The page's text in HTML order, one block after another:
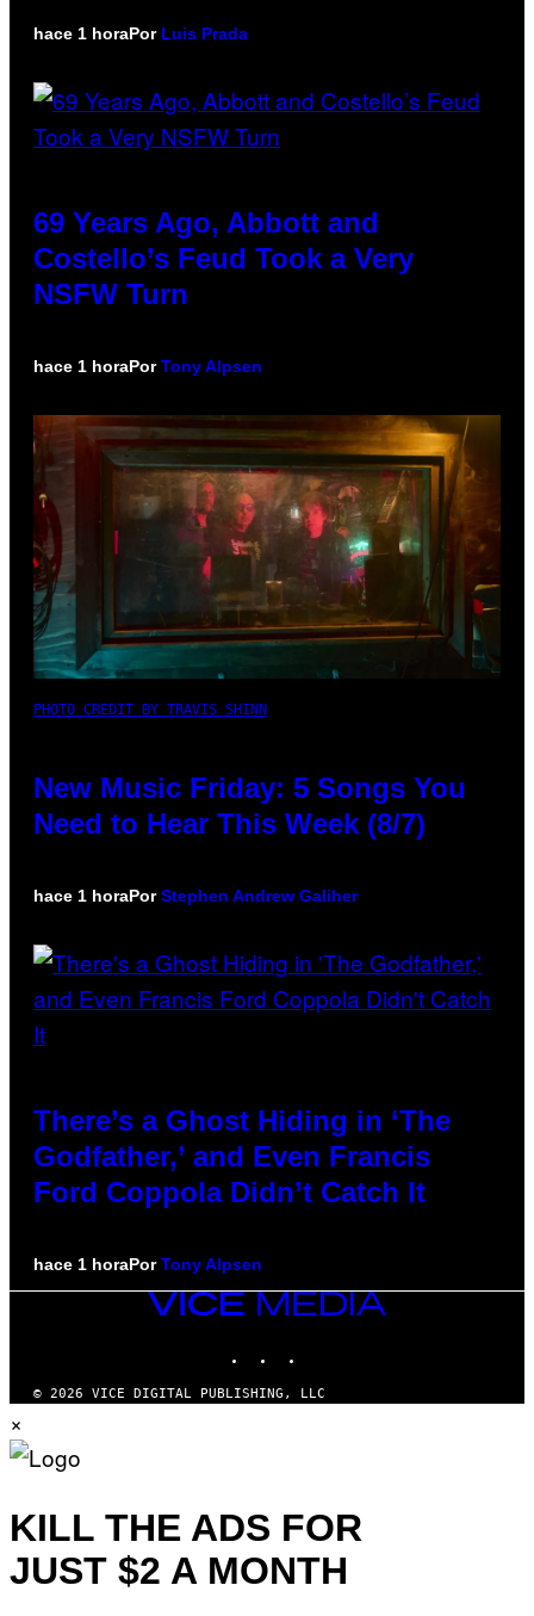
hace 1 horaPor Luis Prada
69 Years Ago, Abbott and
Costello’s Feud Took a Very
NSFW Turn
hace 1 horaPorTony Alpsen
PHOTO CREDIT BY TRAVIS SHINN
New Music Friday: 5 Songs You
Need to Hear This Week (8/7)
hace 1 horaPorStephen Andrew Galiher
There’s a Ghost Hiding in ‘The
Godfather,’ and Even Francis
Ford Coppola Didn’t Catch It
hace 1 horaPorTony Alpsen
VICE
MEDIA
© 2026 VICE DIGITAL PUBLISHING, LLC
×
KILL THE ADS FOR
JUST $2 A MONTH